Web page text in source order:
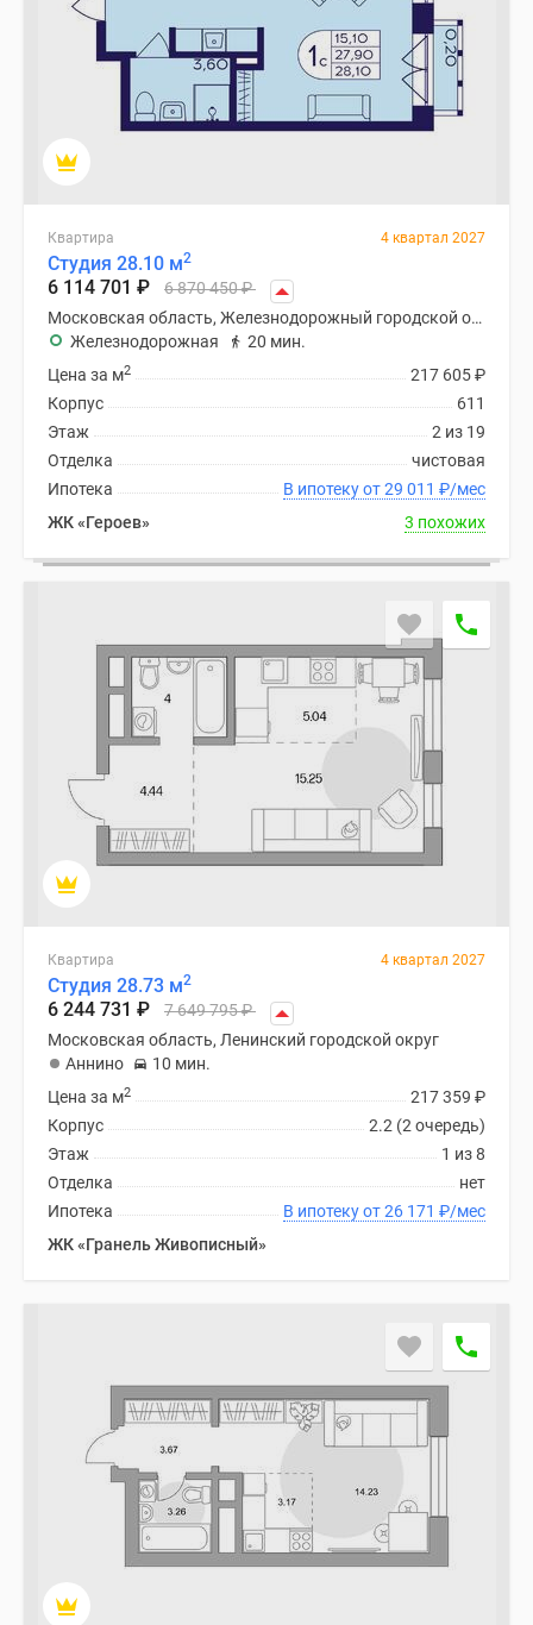
Квартира 4 квартал 2027
Студия 28.10 м2
6 114 701 ₽ 6 870 450₽
Московская область, Железнодорожный городской округ
Железнодорожная
20 мин.
217 605₽
Цена за м2
611
Корпус
2 из 19
Этаж
чистовая
Отделка
В ипотеку от 29 011 ₽/мес
Ипотека
ЖК «Героев»
3 похожих
Квартира 4 квартал 2027
Студия 28.73 м2
6 244 731 ₽ 7 649 795₽
Московская область, Ленинский городской округ
Аннино
10 мин.
217 359 ₽
Цена за м2
2.2 (2 очередь)
Корпус
1 из 8
Этаж
нет
Отделка
В ипотеку от 26 171 ₽/мес
Ипотека
ЖК «Гранель Живописный»